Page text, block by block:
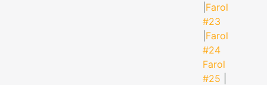
Farol
#23
Farol
#24
Farol
#25